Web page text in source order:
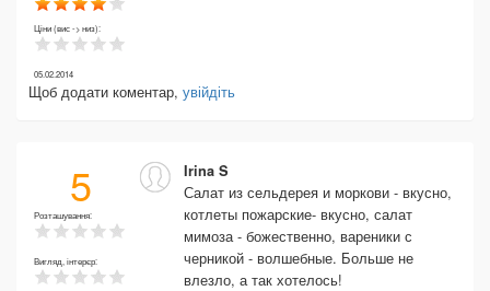
Ціни (вис -> низ):
05.02.2014
Щоб додати коментар, увійдіть
5
Розташування:
Вигляд, інтерєр:
Irina S
Салат из сельдерея и моркови - вкусно,
котлеты пожарские- вкусно, салат
мимоза - божественно, вареники с
черникой - волшебные. Больше не
влезло, а так хотелось!